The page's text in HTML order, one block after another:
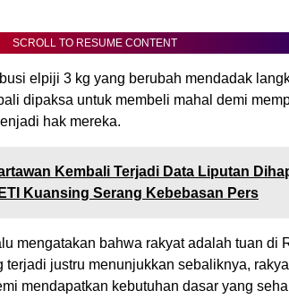
SCROLL TO RESUME CONTENT
elpiji 3 kg yang berubah mendadak
dipaksa untuk membeli mahal demi
hak mereka.
Kembali Terjadi Data Liputan
Kuansing Serang Kebebasan Pers
mengatakan bahwa rakyat adalah tuan di
terjadi justru menunjukkan sebaliknya,
mendapatkan kebutuhan dasar yang